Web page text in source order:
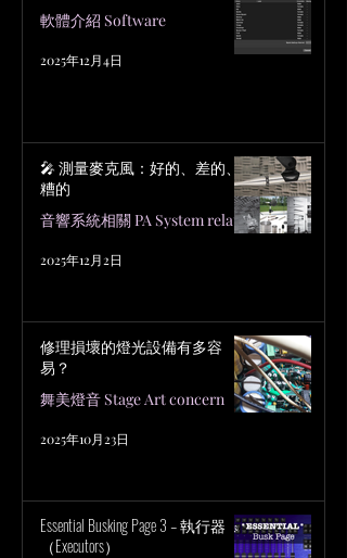
軟體介紹 Software
2025年12月4日
🎤 測量麥克風：好的、差的、
糟的
音響系統相關 PA System related
2025年12月2日
修理損壞的燈光設備有多容
易？
舞美燈音 Stage Art concern
2025年10月23日
Essential Busking Page 3 – 執行器
（Executors）